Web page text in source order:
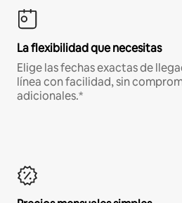
La flexibilidad que necesitas
Elige las fechas exactas de
línea con facilidad, sin
adicionales.*